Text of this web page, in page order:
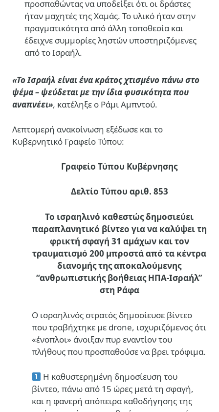
προσπαθώντας να υποδείξει ότι οι δράστες
ήταν μαχητές της Χαμάς. Το υλικό ήταν στην
πραγματικότητα από άλλη τοποθεσία και
έδειχνε συμμορίες ληστών υποστηριζόμενες
από το Ισραήλ.
«Το Ισραήλ είναι ένα κράτος χτισμένο πάνω στο
ψέμα – ψεύδεται με την ίδια φυσικότητα που
αναπνέει», κατέληξε ο Ράμι Αμπντού.
Λεπτομερή ανακοίνωση εξέδωσε και το
Κυβερνητικό Γραφείο Τύπου:
Γραφείο Τύπου Κυβέρνησης
Δελτίο Τύπου αριθ. 853
Το ισραηλινό καθεστώς δημοσιεύει
παραπλανητικό βίντεο για να καλύψει τη
φρικτή σφαγή 31 αμάχων και τον
τραυματισμό 200 μπροστά από τα κέντρα
διανομής της αποκαλούμενης
“ανθρωπιστικής βοήθειας ΗΠΑ-Ισραήλ”
στη Ράφα
Ο ισραηλινός στρατός δημοσίευσε βίντεο
που τραβήχτηκε με drone, ισχυριζόμενος ότι
«ένοπλοι» άνοιξαν πυρ εναντίον του
πλήθους που προσπαθούσε να βρει τρόφιμα.
Η καθυστερημένη δημοσίευση του
βίντεο, πάνω από 15 ώρες μετά τη σφαγή,
και η φανερή απόπειρα καθοδήγησης της